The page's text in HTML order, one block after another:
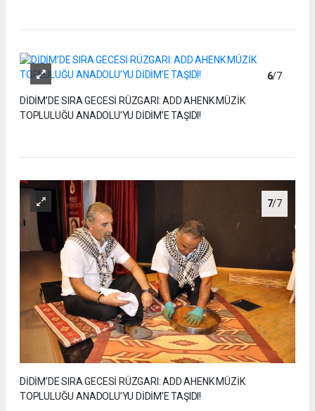
6/7
DİDİM’DE SIRA GECESİ RÜZGARI: ADD AHENK MÜZİK
TOPLULUĞU ANADOLU’YU DİDİM’E TAŞIDI!
7/7
DİDİM’DE SIRA GECESİ RÜZGARI: ADD AHENK MÜZİK
TOPLULUĞU ANADOLU’YU DİDİM’E TAŞIDI!